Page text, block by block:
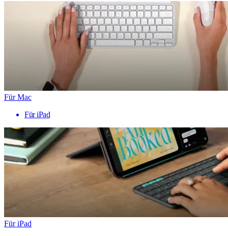
Für Mac
Für iPad
Für iPad